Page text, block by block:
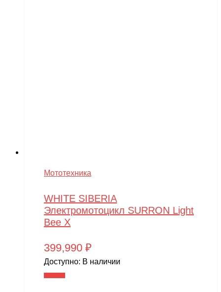
Мототехника
WHITE SIBERIA
Электромотоцикл SURRON Light
Bee X
399,990 ₽
Доступно: В наличии